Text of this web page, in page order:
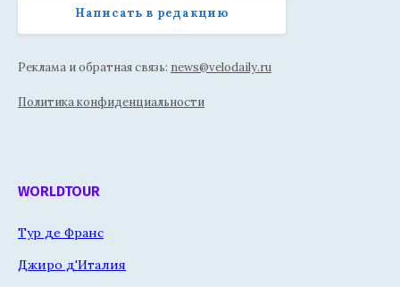
Написать в редакцию
Реклама и обратная связь: news@velodaily.ru
Политика конфиденциальности
WORLDTOUR
Тур де Франс
Джиро д'Италия